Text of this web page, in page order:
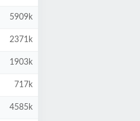
5909k
2371k
1903k
717k
4585k